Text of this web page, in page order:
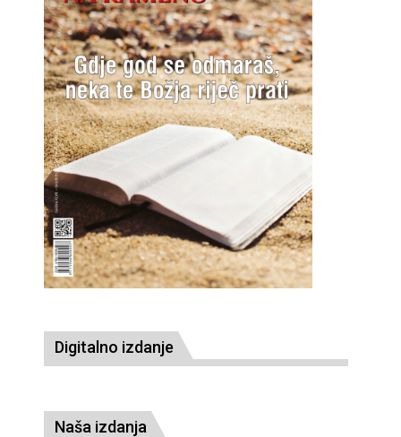
Digitalno izdanje
Naša izdanja